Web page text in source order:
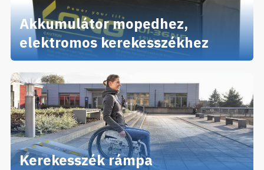
Akkumulátor mopedhez,
elektromos kerekesszékhez
Kerekesszék rámpa